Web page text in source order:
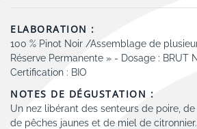
ELABORATION :
100 % Pinot Noir /Assemblage de
Réserve Permanente » - Dosage : BRUT
Certification : BIO
NOTES DE DÉGUSTATION :
Un nez libérant des senteurs de poire,
de pêches jaunes et de miel de